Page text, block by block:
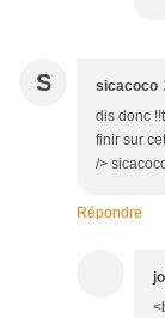
S sicacoco
dis donc
finir sur
/>
Répondre